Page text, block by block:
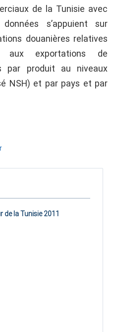
de la Tunisie avec
s’appuient sur
douanières relatives
exportations de
par produit au niveaux
NSH) et par pays et par
de la Tunisie 2011